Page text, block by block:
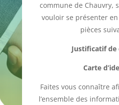
ANGEL
commune de Chauvry,
vouloir se présenter
pièces
Justificatif de
Carte
Faites vous connaître
l’ensemble des